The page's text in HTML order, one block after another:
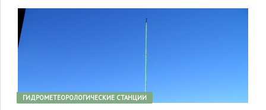
ГИДРОМЕТЕОРОЛОГИЧЕСКИЕ СТАНЦИИ